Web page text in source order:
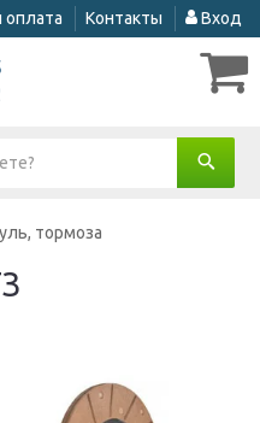
оплата Контакты Вход
тормоза